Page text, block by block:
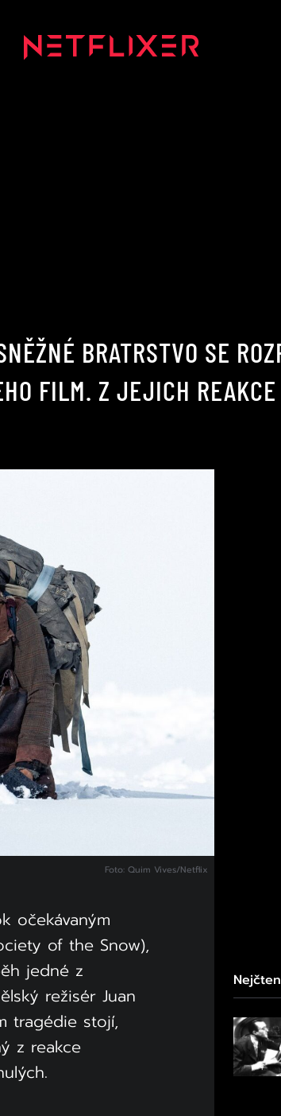
BRATRSTVO SE
FILM. Z JEJICH
Foto: Quim Vives/Netflix
očekávaným
of the Snow),
jedné z
režisér Juan
tragédie stojí,
z reakce